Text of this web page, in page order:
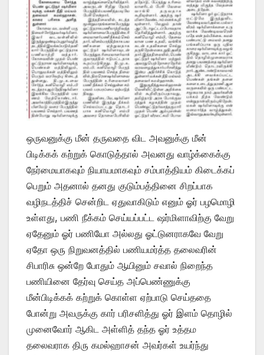
ஒருவனுக்கு மீன் தருவதை விட அவனுக்கு மீன்
பிடிக்கக் கற்றுக் கொடுத்தால் அவனது வாழ்க்கைக்கு
நேர்மையாகவும் நியாயமாகவும் சம்பாத்தியம் கிடைக்கப்
பெறும் அதனால் தனது குடும்பத்தினை சிறப்பாக
வழிநடத்திச் சென்றிட ஏதுவாகிடும் எனும் ஓர் பழமொழி
உள்ளது, பணி நீக்கம் செய்யப்பட்ட ஷர்மிளாவிற்கு வேறு
ஏதேனும் ஓர் பணியோ அல்லது ஓட்டுனராகவே வேறு
ஏதோ ஒரு நிறுவனத்தில் பணியமர்த்த தலைவரின்
சிபாரிசு ஒன்றே போதும் ஆயினும் சவால் நிறைந்த
பணியினை தேர்வு செய்த அப்பெண்ணுக்கு
மீன்பிடிக்கக் கற்றுக் கொள்ள ஏற்பாடு செய்ததை
போன்று அவருக்கு கார் பரிசளித்து ஓர் இளம் தொழில்
முனைவோர் ஆகிட அள்ளித் தந்த ஓர் உத்தம
தலைவராக திரு கமல்ஹாசன் அவர்கள் உயர்ந்து